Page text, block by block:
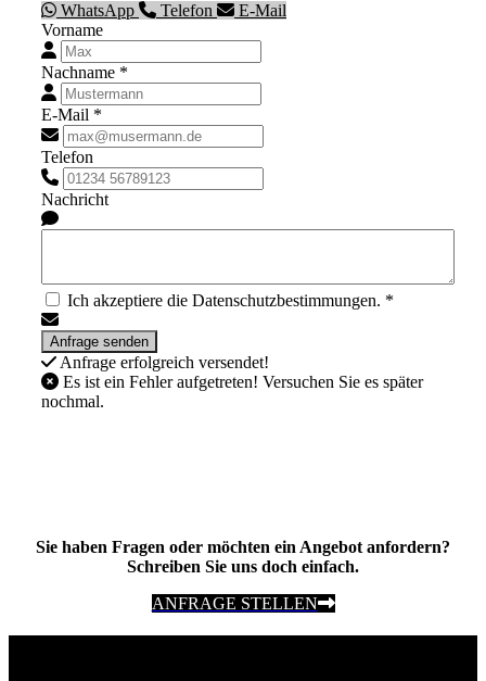
WhatsApp Telefon
E-Mail
Vorname
Nachname *
E-Mail *
Telefon
Nachricht
Ich akzeptiere die Datenschutzbestimmungen. *
Anfrage erfolgreich versendet!
Es ist ein Fehler aufgetreten! Versuchen Sie es später
nochmal.
Sie haben Fragen oder möchten ein Angebot anfordern?
Schreiben Sie uns doch einfach.
ANFRAGE STELLEN